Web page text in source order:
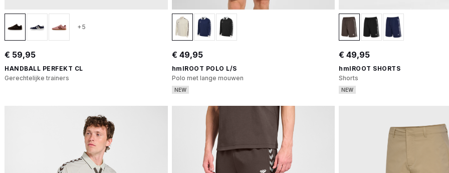
+5
€ 59,95
HANDBALL PERFEKT CL
Gerechtelijke trainers
€ 49,95
hmlROOT POLO L/S
Polo met lange mouwen
NEW
€ 49,95
hmlROOT SHORTS
Shorts
NEW